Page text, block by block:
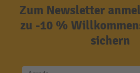
Zum Newsletter
zu -10 %
sichern